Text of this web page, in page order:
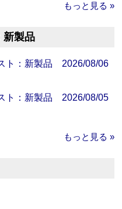
もっと見る »
製品
ト：新製品 2026/08/06
ト：新製品 2026/08/05
もっと見る »